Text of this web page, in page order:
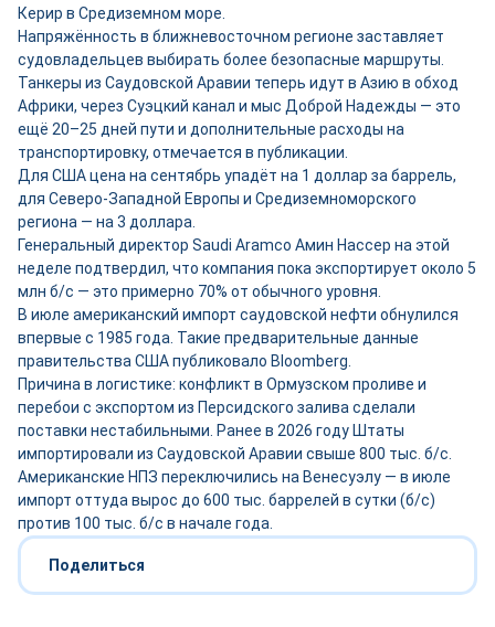
Керир в Средиземном море.
Напряжённость в ближневосточном регионе заставляет
судовладельцев выбирать более безопасные маршруты.
Танкеры из Саудовской Аравии теперь идут в Азию в обход
Африки, через Суэцкий канал и мыс Доброй Надежды — это
ещё 20–25 дней пути и дополнительные расходы на
транспортировку, отмечается в публикации.
Для США цена на сентябрь упадёт на 1 доллар за баррель,
для Северо-Западной Европы и Средиземноморского
региона — на 3 доллара.
Генеральный директор Saudi Aramco Амин Нассер на этой
неделе подтвердил, что компания пока экспортирует около 5
млн б/с — это примерно 70% от обычного уровня.
В июле американский импорт саудовской нефти обнулился
впервые с 1985 года. Такие предварительные данные
правительства США публиковало Bloomberg.
Причина в логистике: конфликт в Ормузском проливе и
перебои с экспортом из Персидского залива сделали
поставки нестабильными. Ранее в 2026 году Штаты
импортировали из Саудовской Аравии свыше 800 тыс. б/с.
Американские НПЗ переключились на Венесуэлу — в июле
импорт оттуда вырос до 600 тыс. баррелей в сутки (б/с)
против 100 тыс. б/с в начале года.
Поделиться